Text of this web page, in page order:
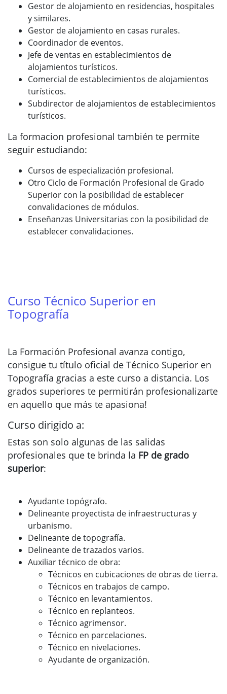
Gestor de alojamiento en residencias, hospitales
y similares.
Gestor de alojamiento en casas rurales.
Coordinador de eventos.
Jefe de ventas en establecimientos de
alojamientos turísticos.
Comercial de establecimientos de alojamientos
turísticos.
Subdirector de alojamientos de establecimientos
turísticos.
La formacion profesional también te permite
seguir estudiando:
Cursos de especialización profesional.
Otro Ciclo de Formación Profesional de Grado
Superior con la posibilidad de establecer
convalidaciones de módulos.
Enseñanzas Universitarias con la posibilidad de
establecer convalidaciones.
Curso Técnico Superior en
Topografía
La Formación Profesional avanza contigo,
consigue tu título oficial de Técnico Superior en
Topografía gracias a este curso a distancia. Los
grados superiores te permitirán profesionalizarte
en aquello que más te apasiona!
Curso dirigido a:
Estas son solo algunas de las salidas
profesionales que te brinda la FP de grado
superior:
Ayudante topógrafo.
Delineante proyectista de infraestructuras y
urbanismo.
Delineante de topografía.
Delineante de trazados varios.
Auxiliar técnico de obra:
Técnicos en cubicaciones de obras de tierra.
Técnicos en trabajos de campo.
Técnico en levantamientos.
Técnico en replanteos.
Técnico agrimensor.
Técnico en parcelaciones.
Técnico en nivelaciones.
Ayudante de organización.